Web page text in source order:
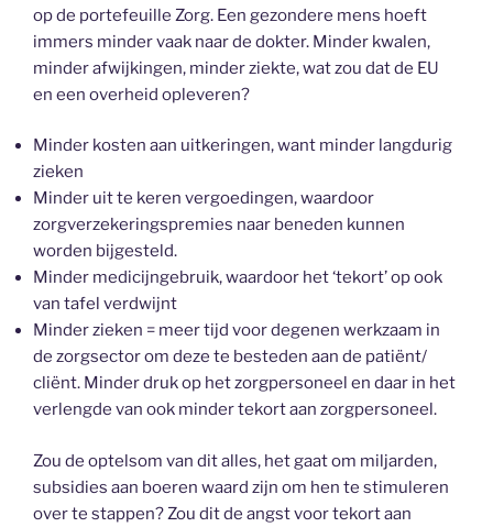
op de portefeuille Zorg. Een gezondere mens hoeft
immers minder vaak naar de dokter. Minder kwalen,
minder afwijkingen, minder ziekte, wat zou dat de EU
en een overheid opleveren?
Minder kosten aan uitkeringen, want minder langdurig
zieken
Minder uit te keren vergoedingen, waardoor
zorgverzekeringspremies naar beneden kunnen
worden bijgesteld.
Minder medicijngebruik, waardoor het ‘tekort’ op ook
van tafel verdwijnt
Minder zieken = meer tijd voor degenen werkzaam in
de zorgsector om deze te besteden aan de patiënt/
cliënt. Minder druk op het zorgpersoneel en daar in het
verlengde van ook minder tekort aan zorgpersoneel.
Zou de optelsom van dit alles, het gaat om miljarden,
subsidies aan boeren waard zijn om hen te stimuleren
over te stappen? Zou dit de angst voor tekort aan